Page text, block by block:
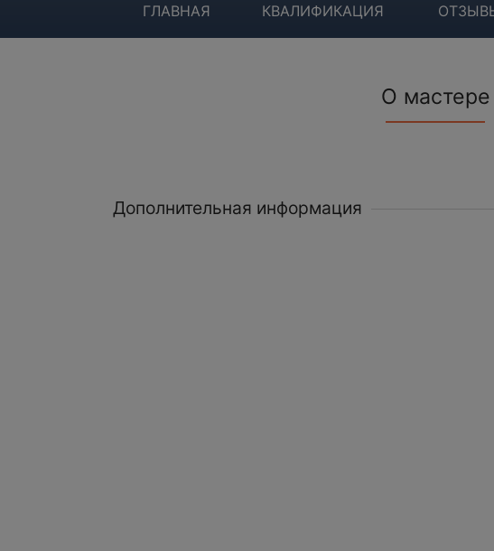
ГЛАВНАЯ КВАЛИФИКАЦИЯ
О мастере
Дополнительная информация